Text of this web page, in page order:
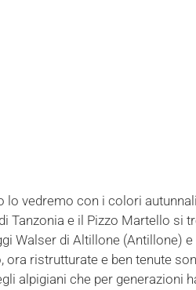
lo vedremo con i colori
Tanzonia e il Pizzo Martello si
Walser di Altillone (Antillone)
ristrutturate e ben tenute
alpigiani che per generazioni